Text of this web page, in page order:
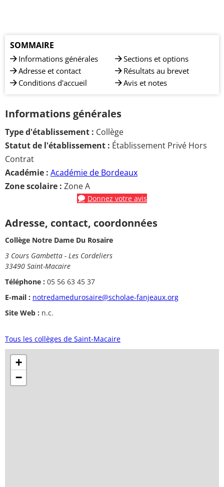
SOMMAIRE
Informations générales
Adresse et contact
Conditions d'accueil
Sections et options
Résultats au brevet
Avis et notes
Informations générales
Type d'établissement : Collège
Statut de l'établissement : Établissement Privé Hors
Contrat
Académie : Académie de Bordeaux
Zone scolaire : Zone A
Donnez votre avis
Adresse, contact, coordonnées
Collège Notre Dame Du Rosaire
3 Cours Gambetta - Les Cordeliers
33490 Saint-Macaire
Téléphone : 05 56 63 45 37
E-mail : notredamedurosaire@scholae-fanjeaux.org
Site Web : n.c.
Tous les collèges de Saint-Macaire
+
−